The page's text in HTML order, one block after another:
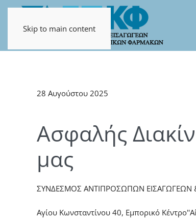
Skip to main content
28 Αυγούστου 2025
Ασφαλής
μας
ΣΥΝΔΕΣΜΟΣ ΑΝΤΙΠΡΟΣΩΠΩΝ ΕΙΣΑΓΩΓΕΩΝ
Αγίου Κωνσταντίνου 40, Εμπορικό